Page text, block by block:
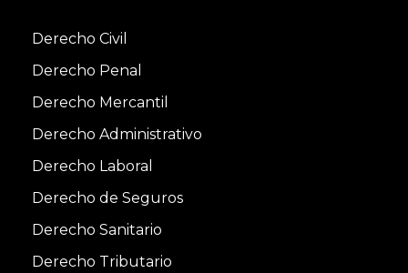
Derecho Civil
Derecho Penal
Derecho Mercantil
Derecho Administrativo
Derecho Laboral
Derecho de Seguros
Derecho Sanitario
Derecho Tributario